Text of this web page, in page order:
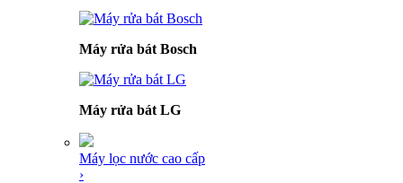
Máy rửa bát Bosch
Máy rửa bát LG
Máy lọc nước cao cấp
›